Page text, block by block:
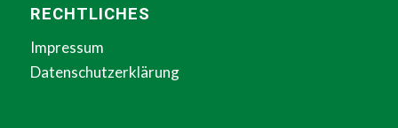
RECHTLICHES
Impressum
Datenschutzerklärung